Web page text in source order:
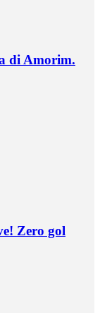
di Amorim.
Zero gol